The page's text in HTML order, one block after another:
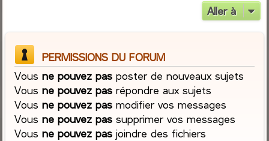
Aller à
PERMISSIONS DU FORUM
Vousne pouvez pas poster de nouveaux sujets
Vousne pouvez pas répondre aux sujets
Vousne pouvez pas modifier vos messages
Vousne pouvez pas supprimer vos messages
Vousne pouvez pas joindre des fichiers